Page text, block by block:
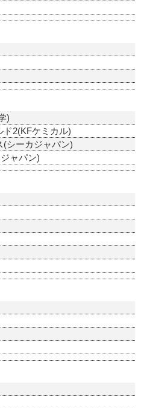
)
ド2(KFケミカル)
(シーカジャパン)
ャパン)